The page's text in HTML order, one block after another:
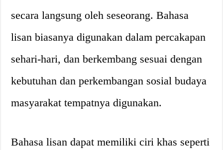
secara langsung oleh seseorang. Bahasa
lisan biasanya digunakan dalam percakapan
sehari-hari, dan berkembang sesuai dengan
kebutuhan dan perkembangan sosial budaya
masyarakat tempatnya digunakan.
Bahasa lisan dapat memiliki ciri khas seperti